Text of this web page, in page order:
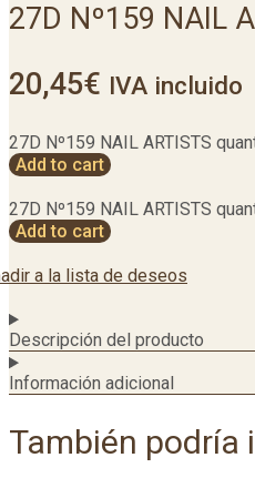
27D Nº159 NAIL
20,45€ IVA incluido
27D Nº159 NAIL ARTISTS
Add to cart
27D Nº159 NAIL ARTISTS
Add to cart
a la lista de deseos
Descripción del producto
Información adicional
También podría